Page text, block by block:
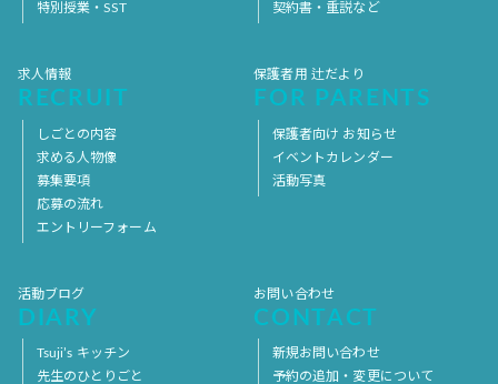
特別授業・SST
契約書・重説など
求人情報
RECRUIT
しごとの内容
求める人物像
募集要項
応募の流れ
エントリーフォーム
保護者用 辻だより
FOR PARENTS
保護者向け お知らせ
イベントカレンダー
活動写真
活動ブログ
DIARY
Tsuji’s キッチン
先生のひとりごと
お問い合わせ
CONTACT
新規お問い合わせ
予約の追加・変更について